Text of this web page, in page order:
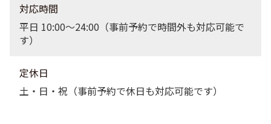
対応時間
平日 10:00〜24:00（事前予約で時間外も対応可能で
す）
定休日
土・日・祝（事前予約で休日も対応可能です）